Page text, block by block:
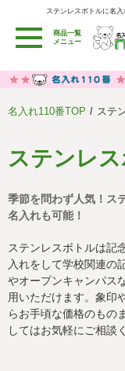
ステンレスボトルに名入れをし、
ステンレスボトルに名
商品一覧
メニュー
用途別カテゴリ
卒園・卒業記念品
うちわ・扇子・ファン
値段別
ご利用ガイド
社会貢献活動
著作権と推奨環境につ
よくある質問
名入れ110番TOP ステ
ステンレ
季節を問わず人気！ス
名入れも可能！
ステンレスボトルは記
入れをして学校関連の
やオープンキャンパス
用いただけます。象印
らお手頃な価格のもの
してはお気軽にご相談